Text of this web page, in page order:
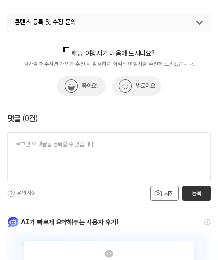
콘텐츠 등록 및 수정 문의
해당 여행지가 마음에 드시나요?
평가를 해주시면 개인화 추천 시 활용하여 최적의 여행지를 추천해 드리겠습니다.
좋아요! 별로예요
댓글 (0건)
사진
유의사항 등록
AI가 빠르게 요약해주는 사용자 후기!